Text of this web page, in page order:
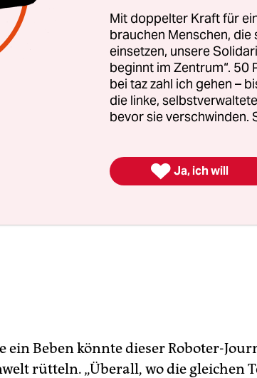
USGS über das Internet
die Informationen in Sekunden in
ein. Fertig ist die Nachricht.
ein Beben könnte dieser Roboter-
rütteln. „Überall, wo die gleichen
Mit doppelter Kraft für
brauchen Menschen,
einsetzen, unsere
beginnt im Zentrum“. 50
bei taz zahl ich gehen –
die linke,
bevor sie verschwinden.
 Ja, ich will